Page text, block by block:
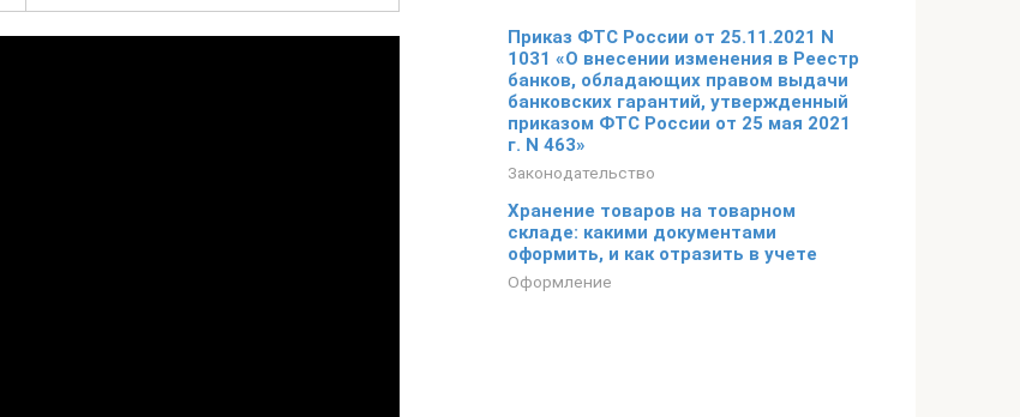
Приказ ФТС России от 25.11.2021 N
1031 «О внесении изменения в Реестр
банков, обладающих правом выдачи
банковских гарантий, утвержденный
приказом ФТС России от 25 мая 2021
г. N 463»
Законодательство
Хранение товаров на товарном
складе: какими документами
оформить, и как отразить в учете
Оформление